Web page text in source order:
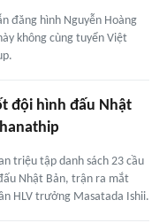
đăng hình Nguyễn Hoàng
không cùng tuyển Việt
đội hình đấu Nhật
triệu tập danh sách 23 cầu
Nhật Bản, trận ra mắt
HLV trưởng Masatada Ishii.